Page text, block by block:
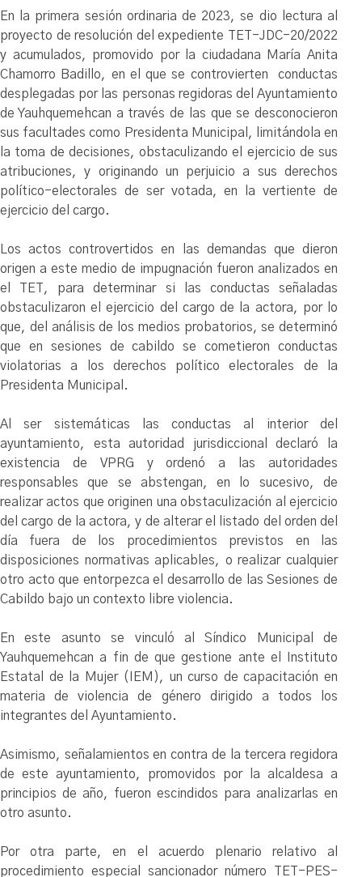
En la primera sesión ordinaria de 2023, se dio lectura al
proyecto de resolución del expediente TET-JDC-20/2022
y acumulados, promovido por la ciudadana María Anita
Chamorro Badillo, en el que se controvierten conductas
desplegadas por las personas regidoras del Ayuntamiento
de Yauhquemehcan a través de las que se desconocieron
sus facultades como Presidenta Municipal, limitándola en
la toma de decisiones, obstaculizando el ejercicio de sus
atribuciones, y originando un perjuicio a sus derechos
político-electorales de ser votada, en la vertiente de
ejercicio del cargo.
Los actos controvertidos en las demandas que dieron
origen a este medio de impugnación fueron analizados en
el TET, para determinar si las conductas señaladas
obstaculizaron el ejercicio del cargo de la actora, por lo
que, del análisis de los medios probatorios, se determinó
que en sesiones de cabildo se cometieron conductas
violatorias a los derechos político electorales de la
Presidenta Municipal.
Al ser sistemáticas las conductas al interior del
ayuntamiento, esta autoridad jurisdiccional declaró la
existencia de VPRG y ordenó a las autoridades
responsables que se abstengan, en lo sucesivo, de
realizar actos que originen una obstaculización al ejercicio
del cargo de la actora, y de alterar el listado del orden del
día fuera de los procedimientos previstos en las
disposiciones normativas aplicables, o realizar cualquier
otro acto que entorpezca el desarrollo de las Sesiones de
Cabildo bajo un contexto libre violencia.
En este asunto se vinculó al Síndico Municipal de
Yauhquemehcan a fin de que gestione ante el Instituto
Estatal de la Mujer (IEM), un curso de capacitación en
materia de violencia de género dirigido a todos los
integrantes del Ayuntamiento.
Asimismo, señalamientos en contra de la tercera regidora
de este ayuntamiento, promovidos por la alcaldesa a
principios de año, fueron escindidos para analizarlas en
otro asunto.
Por otra parte, en el acuerdo plenario relativo al
procedimiento especial sancionador número TET-PES-